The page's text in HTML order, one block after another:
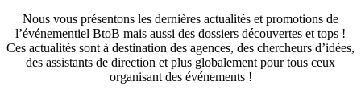
Nous vous présentons les dernières actualités et promotions de
l’événementiel BtoB mais aussi des dossiers découvertes et tops !
Ces actualités sont à destination des agences, des chercheurs d’idées,
des assistants de direction et plus globalement pour tous ceux
organisant des événements !